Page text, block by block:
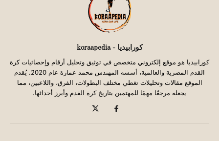
كورابيديا - koraapedia
كورابيديا هو موقع إلكتروني متخصص في توثيق وتحليل أرقام وإحصائيات كرة
القدم المصرية والعالمية، أسسه المهندس محمد عمارة عام 2020. يُقدم
الموقع مقالات وتحليلات تغطي مختلف البطولات، الفرق، واللاعبين، مما
يجعله مرجعًا مهمًا للمهتمين بتاريخ كرة القدم وأبرز أحداثها.